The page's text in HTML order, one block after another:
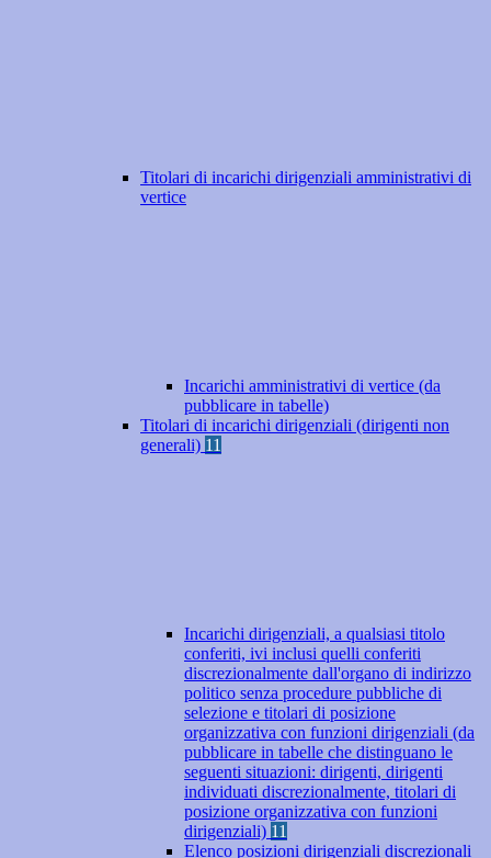
Titolari di incarichi dirigenziali amministrativi di
vertice
Incarichi amministrativi di vertice (da
pubblicare in tabelle)
Titolari di incarichi dirigenziali (dirigenti non
generali) 11
Incarichi dirigenziali, a qualsiasi titolo
conferiti, ivi inclusi quelli conferiti
discrezionalmente dall'organo di indirizzo
politico senza procedure pubbliche di
selezione e titolari di posizione
organizzativa con funzioni dirigenziali (da
pubblicare in tabelle che distinguano le
seguenti situazioni: dirigenti, dirigenti
individuati discrezionalmente, titolari di
posizione organizzativa con funzioni
dirigenziali) 11
Elenco posizioni dirigenziali discrezionali